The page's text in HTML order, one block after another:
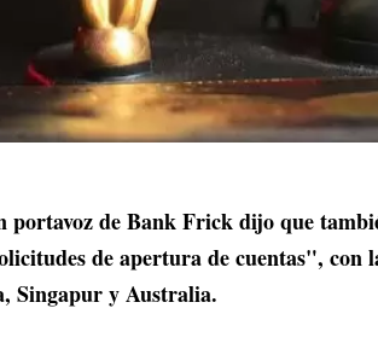
portavoz de Bank Frick dijo que
de apertura de cuentas", con
Singapur y Australia.